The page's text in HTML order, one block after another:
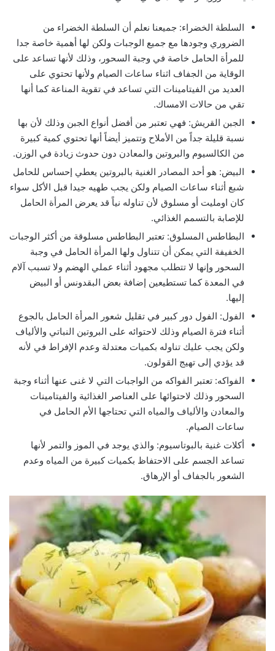
السلطة الخضراء: جميعنا نعلم أن السلطة الخضراء من
الضروري وجودها مع جميع الوجبات ولكن لها أهمية خاصة جدا
للمرأة الحامل خاصة في وجبة السحور، وذلك لأنها تساعد على
الوقاية من الجفاف اثناء ساعات الصيام ولأنها تحتوي على
العديد من الفيتامينات التي تساعد في تقوية المناعة كما أنها
تقي من حالات الامساك.
الجبن القريش: فهي تعتبر من أفضل أنواع الجبن وذلك لأن بها
نسبة قليلة جداً من الأملاح وتتميز أيضاً أنها تحتوي كمية كبيرة
من الكالسيوم والبروتين والمعادن دون حدوث زيادة في الوزن.
البيض: هو أحد المصادر الغنية بالبروتين يعطي إحساس للحامل
شبع أثناء ساعات الصيام ولكن يجب طهيه جيدا قبل الأكل سواء
كان اومليت أو مسلوق لأن تناوله نياً قد يعرض المرأة الحامل
للإصابة بالتسمم الغذائي.
‏البطاطس المسلوق: تعتبر البطاطس مسلوقة من أكثر الوجبات
الخفيفة التي يمكن أن تتناول ولها المرأة الحامل في وجبة
السحور وإنها لا تتطلب مجهود أثناء عملي الهضم ولا تسبب آلام
في المعدة كما تستطيعين إضافة بعض البقدونس أو البيض
إليها.
‏الفول: الفول دور كبير في تقليل شعور المرأة الحامل بالجوع
أثناء فترة الصيام وذلك لاحتوائه على البروتين النباتي والألياف
ولكن يجب عليك تناوله بكميات معتدلة وعدم الإفراط في لأنه
قد يؤدي إلى تهيج القولون.
‏الفواكه: تعتبر الفواكه من الواجبات التي لا غنى عنها أثناء وجبة
السحور وذلك لاحتوائها على العناصر الغذائية والفيتامينات
والمعادن والألياف والمياه التي تحتاجها الأم الحامل في
ساعات الصيام.
أكلات غنية بالبوتاسيوم: والذي يوجد في الموز والتمر لأنها
تساعد الجسم على الاحتفاظ بكميات كبيرة من المياه وعدم
الشعور بالجفاف أو الإرهاق.